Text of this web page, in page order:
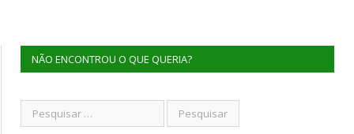
NÃO ENCONTROU O QUE QUERIA?